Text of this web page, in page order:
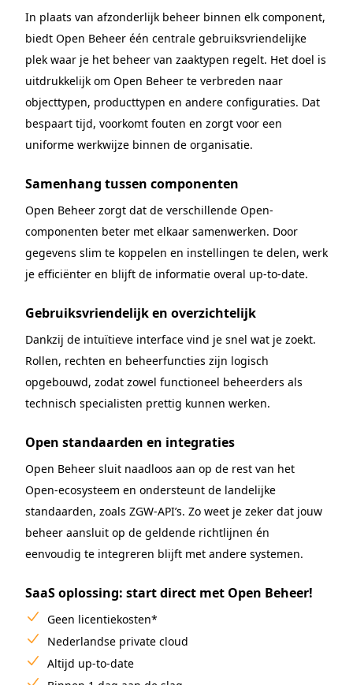
In plaats van afzonderlijk beheer binnen elk component,
biedt Open Beheer één centrale gebruiksvriendelijke
plek waar je het beheer van zaaktypen regelt. Het doel is
uitdrukkelijk om Open Beheer te verbreden naar
objecttypen, producttypen en andere configuraties. Dat
bespaart tijd, voorkomt fouten en zorgt voor een
uniforme werkwijze binnen de organisatie.
Samenhang tussen componenten
Open Beheer zorgt dat de verschillende Open-
componenten beter met elkaar samenwerken. Door
gegevens slim te koppelen en instellingen te delen, werk
je efficiënter en blijft de informatie overal up-to-date.
Gebruiksvriendelijk en overzichtelijk
Dankzij de intuïtieve interface vind je snel wat je zoekt.
Rollen, rechten en beheerfuncties zijn logisch
opgebouwd, zodat zowel functioneel beheerders als
technisch specialisten prettig kunnen werken.
Open standaarden en integraties
Open Beheer sluit naadloos aan op de rest van het
Open-ecosysteem en ondersteunt de landelijke
standaarden, zoals ZGW-API’s. Zo weet je zeker dat jouw
beheer aansluit op de geldende richtlijnen én
eenvoudig te integreren blijft met andere systemen.
SaaS oplossing: start direct met Open Beheer!
Geen licentiekosten*
Nederlandse private cloud
Altijd up-to-date